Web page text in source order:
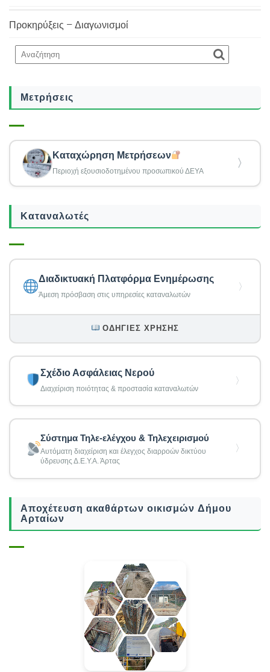
Προκηρύξεις – Διαγωνισμοί
Μετρήσεις
Καταχώρηση Μετρήσεων
Περιοχή εξουσιοδοτημένου προσωπικού ΔΕΥΑ
〉
Καταναλωτές
Διαδικτυακή Πλατφόρμα Ενημέρωσης
Άμεση πρόσβαση στις υπηρεσίες καταναλωτών
〉
ΟΔΗΓΊΕΣ ΧΡΉΣΗΣ
Σχέδιο Ασφάλειας Νερού
Διαχείριση ποιότητας & προστασία καταναλωτών
〉
Σύστημα Τηλε-ελέγχου & Τηλεχειρισμού
Αυτόματη διαχείριση και έλεγχος διαρροών δικτύου
ύδρευσης Δ.Ε.Υ.Α. Άρτας
〉
Αποχέτευση ακαθάρτων οικισμών Δήμου
Αρταίων